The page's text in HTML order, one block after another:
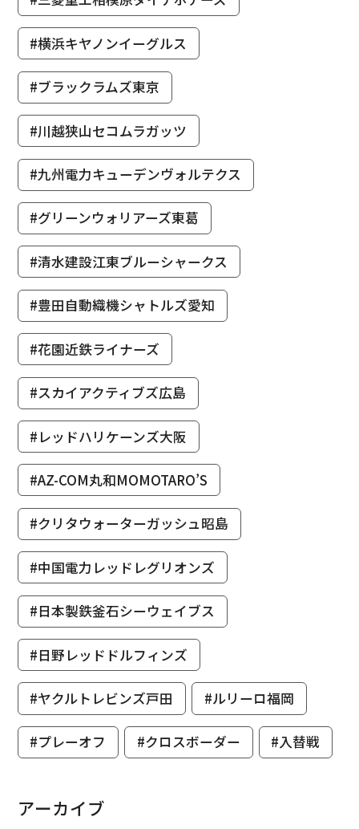
#横浜キヤノンイーグルス
#ブラックラムズ東京
#川越狭山セコムラガッツ
#九州電力キューデンヴォルテクス
#グリーンウォリアーズ東葛
#清水建設江東ブルーシャークス
#豊田自動織機シャトルズ愛知
#花園近鉄ライナーズ
#スカイアクティブズ広島
#レッドハリケーンズ大阪
#AZ-COM丸和MOMOTARO’S
#クリタウォーターガッシュ昭島
#中国電力レッドレグリオンズ
#日本製鉄釜石シーウェイブス
#日野レッドドルフィンズ
#ヤクルトレビンズ戸田 #ルリーロ福岡
#プレーオフ #クロスボーダー #入替戦
アーカイブ